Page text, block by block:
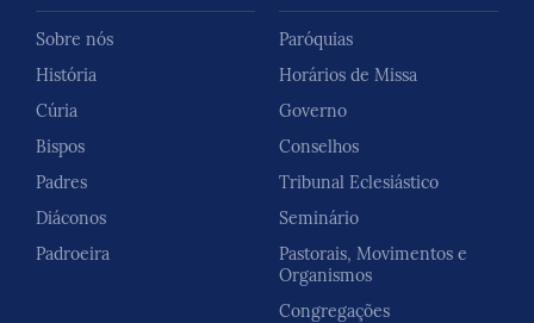
Sobre nós
História
Cúria
Bispos
Padres
Diáconos
Padroeira
Paróquias
Horários de Missa
Governo
Conselhos
Tribunal Eclesiástico
Seminário
Pastorais, Movimentos e
Organismos
Congregações